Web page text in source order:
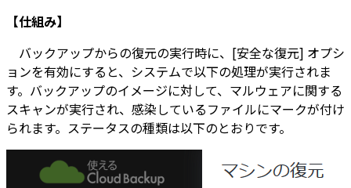
【仕組み】
バックアップからの復元の実行時に、[安全な復元] オプシ
ョンを有効にすると、システムで以下の処理が実行されま
す。バックアップのイメージに対して、マルウェアに関する
スキャンが実行され、感染しているファイルにマークが付け
られます。ステータスの種類は以下のとおりです。